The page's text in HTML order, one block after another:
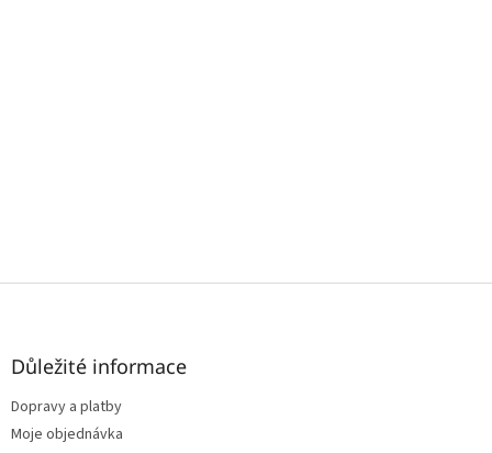
Z
Důležité informace
Dopravy a platby
Moje objednávka